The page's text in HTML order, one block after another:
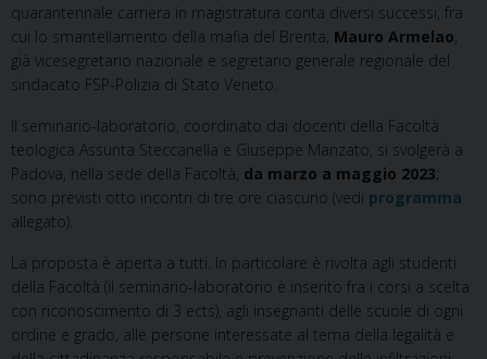
quarantennale carriera in magistratura conta diversi successi, fra
cui lo smantellamento della mafia del Brenta; Mauro Armelao
già vicesegretario nazionale e segretario generale regionale del
sindacato FSP-Polizia di Stato Veneto.
Il seminario-laboratorio, coordinato dai docenti della Facoltà
teologica Assunta Steccanella e Giuseppe Manzato, si svolgerà a
Padova, nella sede della Facoltà, da marzo a maggio 2023;
sono previsti otto incontri di tre ore ciascuno (vedi programma
allegato).
La proposta è aperta a tutti. In particolare è rivolta agli studenti
della Facoltà (il seminario-laboratorio è inserito fra i corsi a scelta
con riconoscimento di 3 ects), agli insegnanti delle scuole di ogni
ordine e grado, alle persone interessate al tema della legalità e